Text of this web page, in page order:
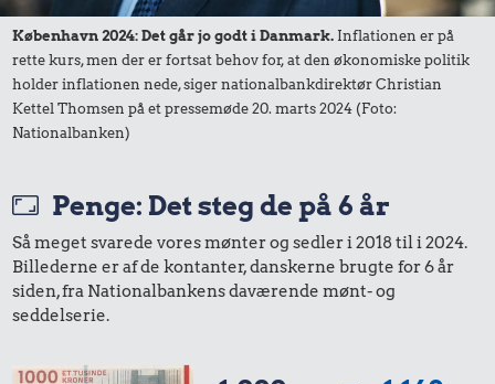
København 2024: Det går jo godt i Danmark. Inflationen er på
rette kurs, men der er fortsat behov for, at den økonomiske politik
holder inflationen nede, siger nationalbankdirektør Christian
Kettel Thomsen på et pressemøde 20. marts 2024 (Foto:
Nationalbanken)
Penge: Det steg de på 6 år
Så meget svarede vores mønter og sedler i 2018 til i 2024.
Billederne er af de kontanter, danskerne brugte for 6 år
siden, fra Nationalbankens daværende mønt- og
seddelserie.